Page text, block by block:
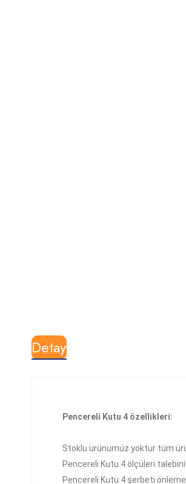
Detay
Pencereli Kutu 4 özellikleri:
Stoklu ürünümüz yoktur tüm
Pencereli Kutu 4 ölçüleri
Pencereli Kutu 4 şerbeti